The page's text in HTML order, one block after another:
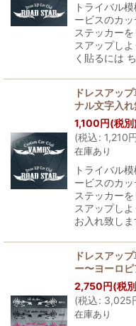
トライバル
ービスのカ
ステッカー
スアップし
く貼るには
ドレスアッ
ナル文字入
1,100円(税別
(税込: 1,210
在庫あり
トライバル
ービスのカ
ステッカー
スアップし
お入れ致し
ドレスアッ
ー〜ヨーロ
2,750円(税
(税込: 3,025
在庫あり